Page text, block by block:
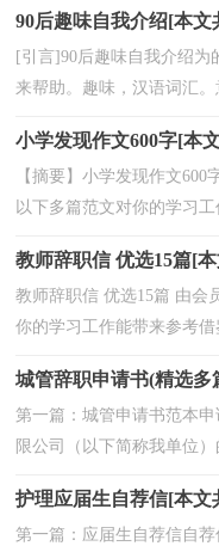
实自己
90后趣味自我介绍[本文
[引言]90后趣味自我介绍为
来帮助。趣味，汉语词汇
小学发现作文600字[本
【摘要】小学发现作文
以下多篇范文对你的学习
教师辞职信 优选15篇[
教师辞职信 优选15篇 由会
你的学习工作能带来参考
城管辞职申请书(精选多
第一篇：城管申请书范本
限公司（以下简称我单位
冬...
护理应届生自荐信[本文
第一篇：应届生自荐信自